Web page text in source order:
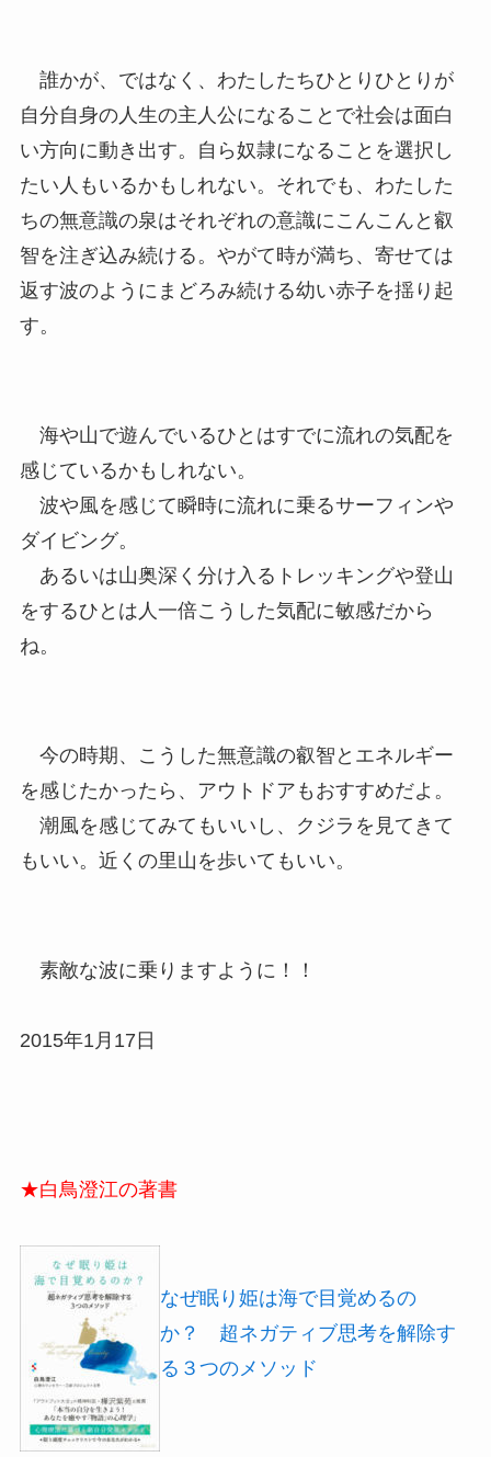
誰かが、ではなく、わたしたちひとりひとりが
自分自身の人生の主人公になることで社会は面白
い方向に動き出す。自ら奴隷になることを選択し
たい人もいるかもしれない。それでも、わたした
ちの無意識の泉はそれぞれの意識にこんこんと叡
智を注ぎ込み続ける。やがて時が満ち、寄せては
返す波のようにまどろみ続ける幼い赤子を揺り起
す。
海や山で遊んでいるひとはすでに流れの気配を
感じているかもしれない。
波や風を感じて瞬時に流れに乗るサーフィンや
ダイビング。
あるいは山奥深く分け入るトレッキングや登山
をするひとは人一倍こうした気配に敏感だから
ね。
今の時期、こうした無意識の叡智とエネルギー
を感じたかったら、アウトドアもおすすめだよ。
潮風を感じてみてもいいし、クジラを見てきて
もいい。近くの里山を歩いてもいい。
素敵な波に乗りますように！！
2015年1月17日
★白鳥澄江の著書
なぜ眠り姫は海で目覚めるの
か？ 超ネガティブ思考を解除す
る３つのメソッド